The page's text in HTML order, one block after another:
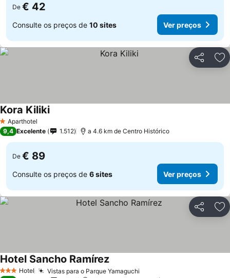
De € 42
Consulte os preços de 10 sites Ver preços
Partilhar
1 Estrelas
Aparthotel
Kora Kiliki
9,4 Excelente 1.512 a 4.6 km de Centro Histórico
De € 89
Consulte os preços de 6 sites Ver preços
Partilhar
3 EstrelasHotel Vistas para o Parque Yamaguchi
Hotel Sancho Ramírez